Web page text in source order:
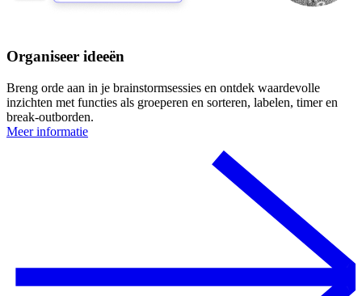
Organiseer ideeën
Breng orde aan in je brainstormsessies en ontdek waardevolle
inzichten met functies als groeperen en sorteren, labelen, timer en
break-outborden.
Meer informatie